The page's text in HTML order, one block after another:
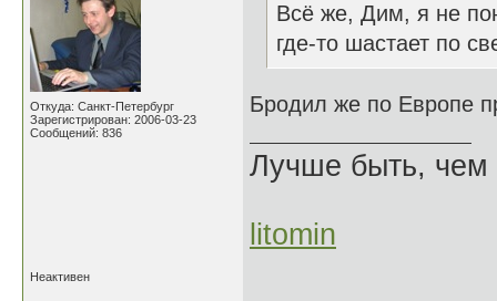
Откуда: Санкт-Петербург
Зарегистрирован: 2006-03-23
Сообщений: 836
Всё же, Дим, я не
где-то шастает по
Бродил же по Европе
Лучше быть, чем
litomin
Неактивен